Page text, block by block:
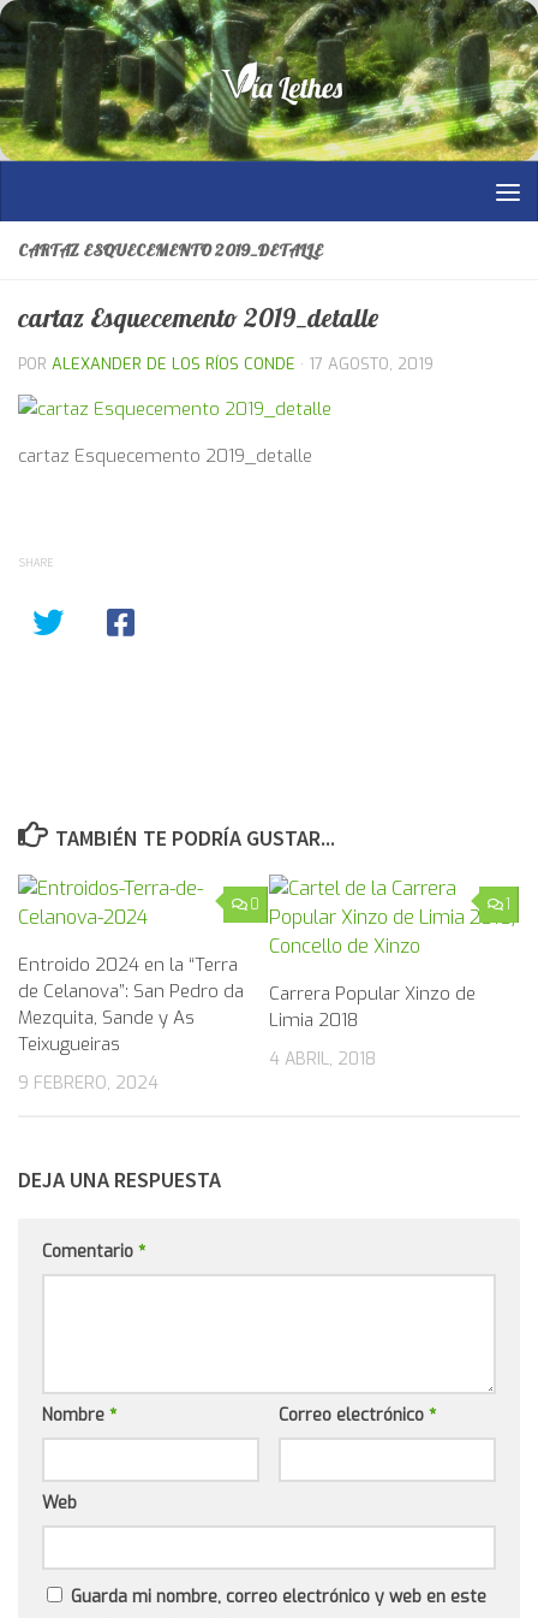
Saltar al contenido
CARTAZ ESQUECEMENTO 2019_DETALLE
cartaz Esquecemento 2019_detalle
POR ALEXANDER DE LOS RÍOS CONDE · 17 AGOSTO, 2019
cartaz Esquecemento 2019_detalle
SHARE
TAMBIÉN TE PODRÍA GUSTAR...
0
Entroido 2024 en la “Terra
de Celanova”: San Pedro da
Mezquita, Sande y As
Teixugueiras
9 FEBRERO, 2024
1
Carrera Popular Xinzo de
Limia 2018
4 ABRIL, 2018
DEJA UNA RESPUESTA
Comentario *
Nombre * Correo electrónico *
Web
Guarda mi nombre, correo electrónico y web en este